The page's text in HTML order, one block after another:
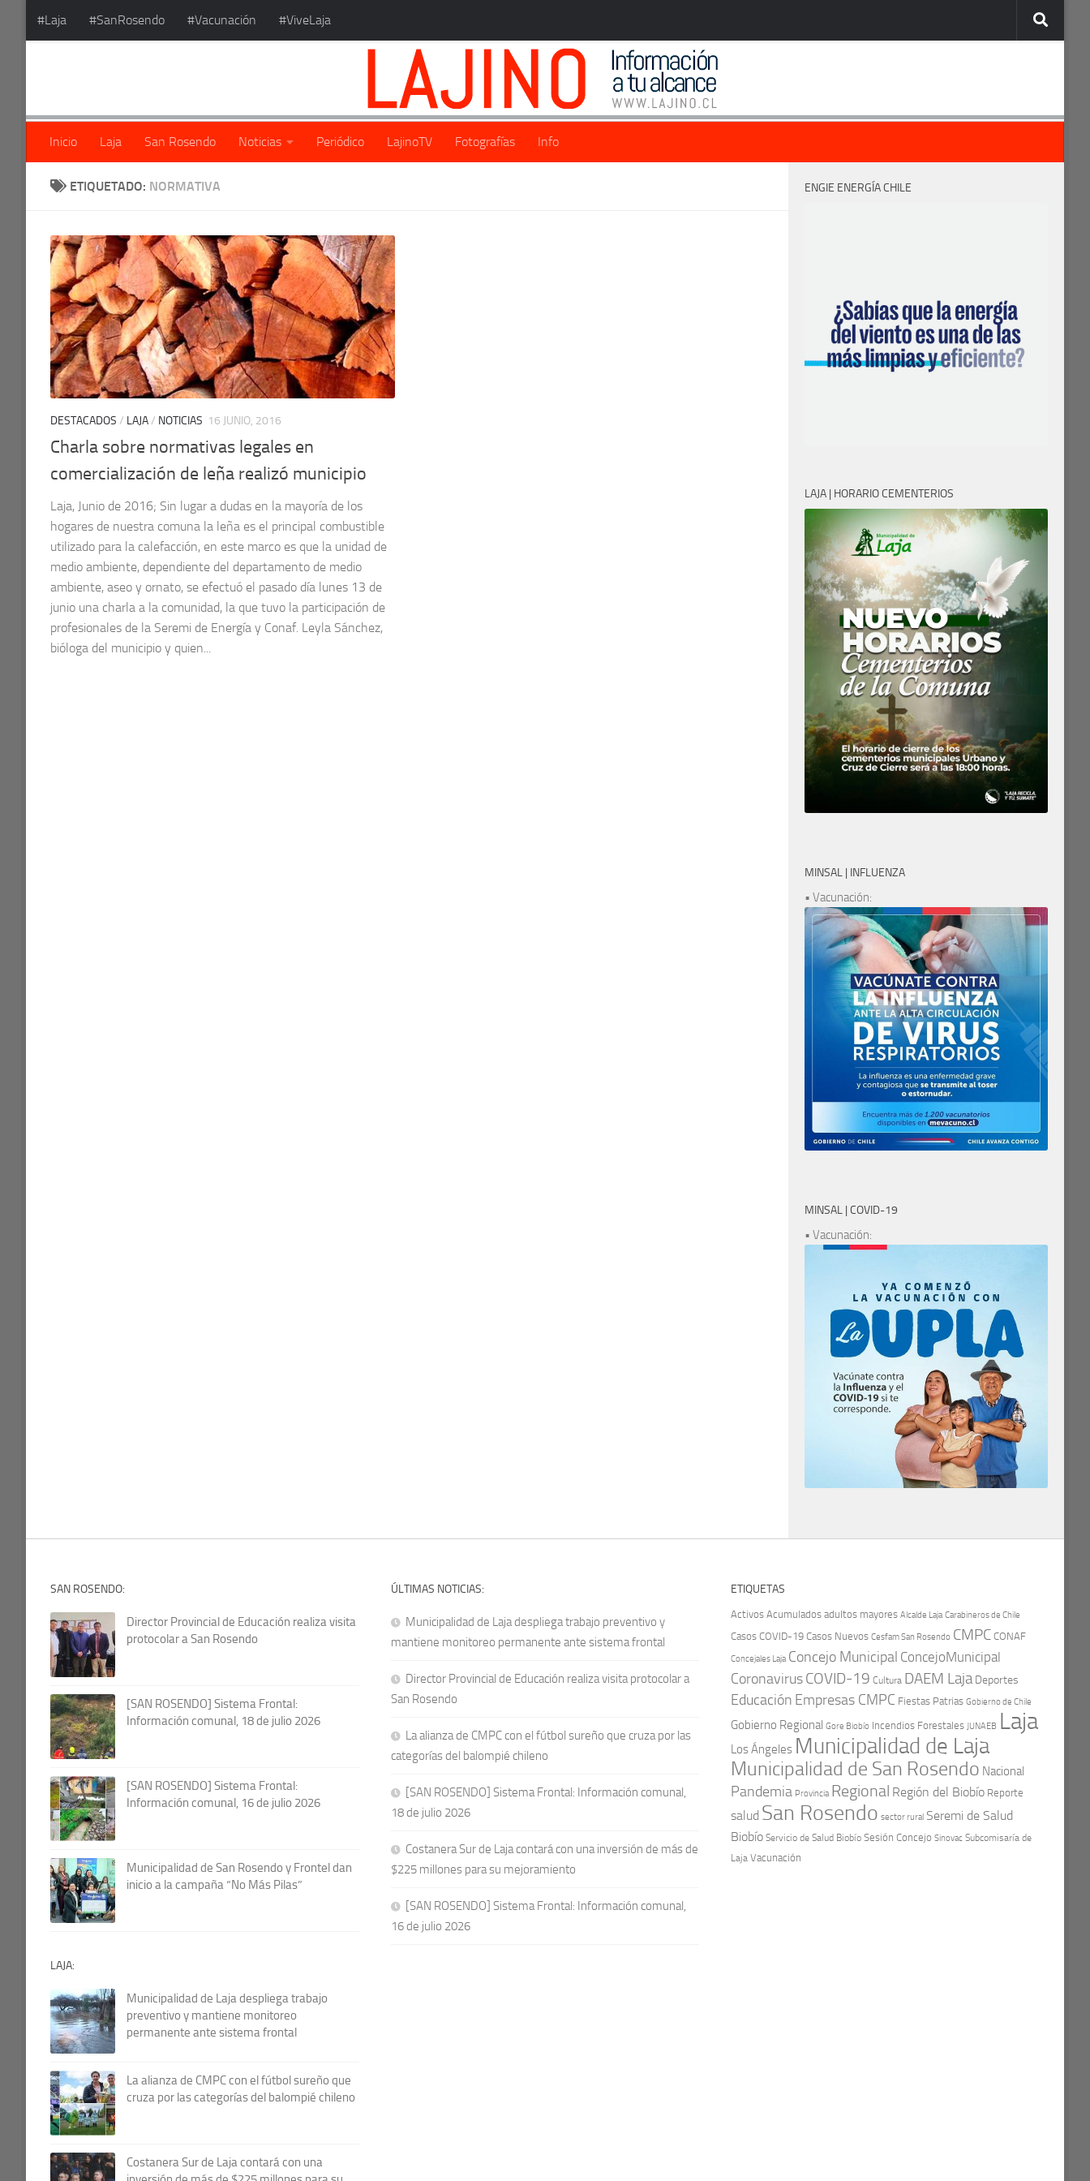
Saltar al contenido
#Laja #SanRosendo #Vacunación #ViveLaja
Inicio Laja San Rosendo Noticias Periódico LajinoTV Fotografías Info
ETIQUETADO: NORMATIVA
DESTACADOS / LAJA/ NOTICIAS 16 JUNIO, 2016
Charla sobre normativas legales en
comercialización de leña realizó municipio
Laja, Junio de 2016; Sin lugar a dudas en la mayoría de los
hogares de nuestra comuna la leña es el principal combustible
utilizado para la calefacción, en este marco es que la unidad de
medio ambiente, dependiente del departamento de medio
ambiente, aseo y ornato, se efectuó el pasado día lunes 13 de
junio una charla a la comunidad, la que tuvo la participación de
profesionales de la Seremi de Energía y Conaf. Leyla Sánchez,
bióloga del municipio y quien...
ENGIE ENERGÍA CHILE
LAJA | HORARIO CEMENTERIOS
MINSAL | INFLUENZA
• Vacunación:
MINSAL | COVID-19
• Vacunación:
SAN ROSENDO:
Director Provincial de Educación realiza visita
protocolar a San Rosendo
[SAN ROSENDO] Sistema Frontal:
Información comunal, 18 de julio 2026
[SAN ROSENDO] Sistema Frontal:
Información comunal, 16 de julio 2026
Municipalidad de San Rosendo y Frontel dan
inicio a la campaña “No Más Pilas”
LAJA:
Municipalidad de Laja despliega trabajo
preventivo y mantiene monitoreo
permanente ante sistema frontal
La alianza de CMPC con el fútbol sureño que
cruza por las categorías del balompié chileno
Costanera Sur de Laja contará con una
ÚLTIMAS NOTICIAS:
Municipalidad de Laja despliega trabajo preventivo y
mantiene monitoreo permanente ante sistema frontal
Director Provincial de Educación realiza visita protocolar a
San Rosendo
La alianza de CMPC con el fútbol sureño que cruza por las
categorías del balompié chileno
[SAN ROSENDO] Sistema Frontal: Información comunal,
18 de julio 2026
Costanera Sur de Laja contará con una inversión de más de
$225 millones para su mejoramiento
[SAN ROSENDO] Sistema Frontal: Información comunal,
16 de julio 2026
ETIQUETAS
Activos Acumulados adultos mayores Alcalde Laja Carabineros de Chile
Casos COVID-19 Casos Nuevos Cesfam San Rosendo CMPC CONAF
Concejales Laja Concejo Municipal ConcejoMunicipal
CoronavirusCOVID-19 Cultura DAEM Laja Deportes
Educación Empresas CMPC Fiestas Patrias Gobierno de Chile
Gobierno Regional Gore Biobío Incendios Forestales JUNAEB Laja
Los Ángeles Municipalidad de Laja
Municipalidad de San Rosendo Nacional
Pandemia Provincia Regional Región del Biobío Reporte
salud San Rosendo sector rural Seremi de Salud
Biobío Servicio de Salud Biobío Sesión Concejo Sinovac Subcomisaría de
Laja Vacunación